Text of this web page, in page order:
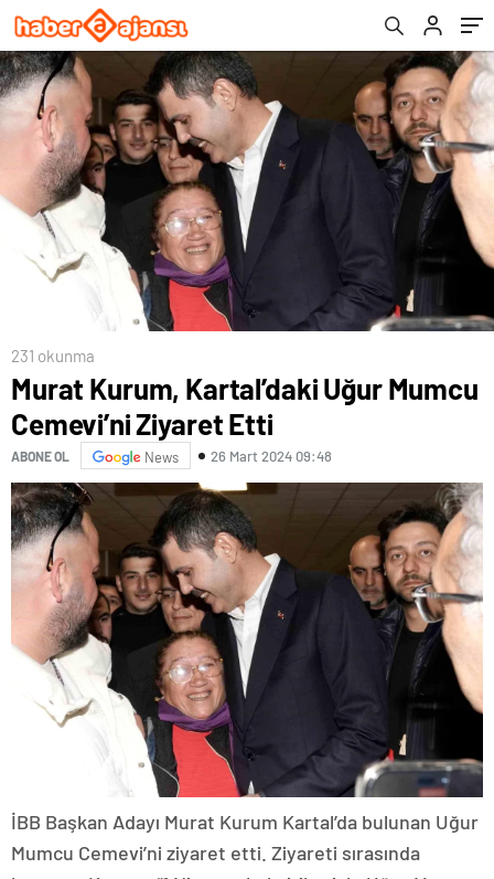
231 okunma
Murat Kurum, Kartal’daki Uğur Mumcu
Cemevi’ni Ziyaret Etti
ABONE OL News 26 Mart 2024 09:48
İBB Başkan Adayı Murat Kurum Kartal’da bulunan Uğur
Mumcu Cemevi’ni ziyaret etti. Ziyareti sırasında
aynı sertlikte yanıt